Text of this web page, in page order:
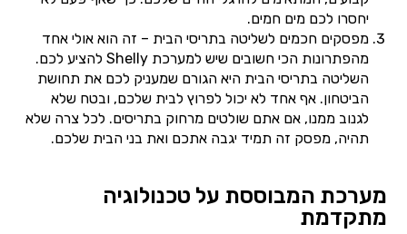
יחסרו לכם מים חמים.
מפסקים חכמים לשליטה בתריסי הבית – זה הוא אולי אחד
מהפתרונות הכי חשובים שיש למערכת Shelly להציע לכם.
השליטה בתריסי הבית היא הגורם שמעניק לכם את תחושת
הביטחון. אף אחד לא יכול לפרוץ לבית שלכם, ובטח שלא
לגנוב ממנו, אם אתם שולטים מרחוק בתריסים. לכל צרה שלא
תהיה, מפסק זה תמיד יגבה אתכם ואת בני הבית שלכם.
מערכת המבוססת על טכנולוגיה
מתקדמת